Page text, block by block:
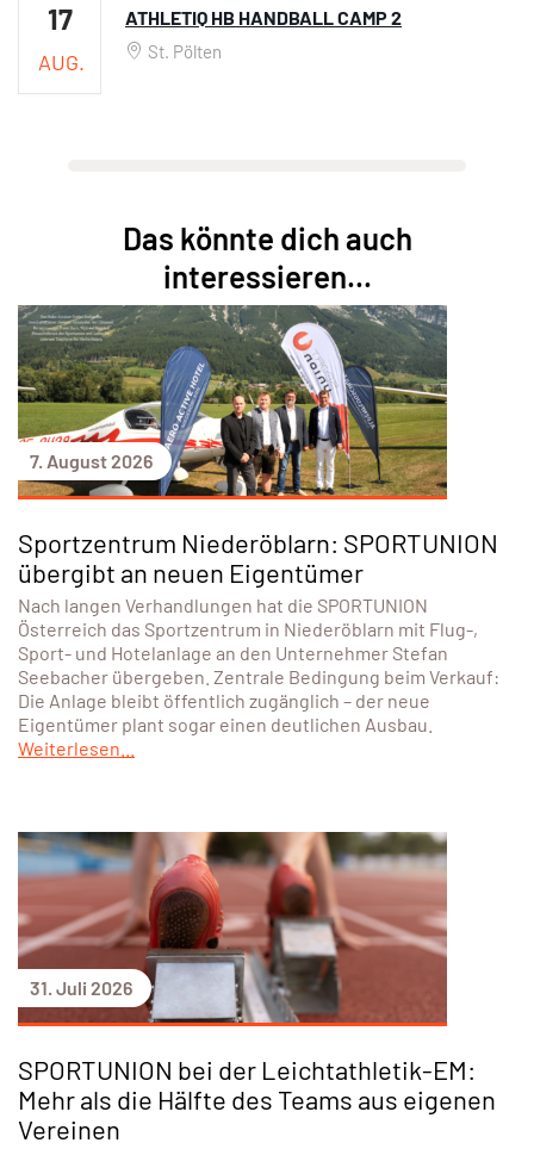
17
AUG.
ATHLETIQ HB HANDBALL CAMP 2
St. Pölten
Das könnte dich auch
interessieren...
7. August 2026
Sportzentrum Niederöblarn: SPORTUNION
übergibt an neuen Eigentümer
Nach langen Verhandlungen hat die SPORTUNION
Österreich das Sportzentrum in Niederöblarn mit Flug-,
Sport- und Hotelanlage an den Unternehmer Stefan
Seebacher übergeben. Zentrale Bedingung beim Verkauf:
Die Anlage bleibt öffentlich zugänglich – der neue
Eigentümer plant sogar einen deutlichen Ausbau.
Weiterlesen...
31. Juli 2026
SPORTUNION bei der Leichtathletik-EM:
Mehr als die Hälfte des Teams aus eigenen
Vereinen